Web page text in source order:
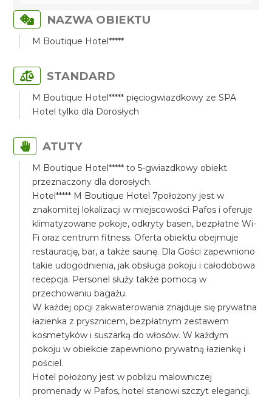
NAZWA OBIEKTU
M Boutique Hotel*****
STANDARD
M Boutique Hotel***** pięciogwiazdkowy ze SPA
Hotel tylko dla Dorosłych
ATUTY
M Boutique Hotel***** to 5-gwiazdkowy obiekt
przeznaczony dla dorosłych.
Hotel***** M Boutique Hotel 7położony jest w
znakomitej lokalizacji w miejscowości Pafos i oferuje
klimatyzowane pokoje, odkryty basen, bezpłatne Wi-
Fi oraz centrum fitness. Oferta obiektu obejmuje
restaurację, bar, a także saunę. Dla Gości zapewniono
takie udogodnienia, jak obsługa pokoju i całodobowa
recepcja. Personel służy także pomocą w
przechowaniu bagażu.
W każdej opcji zakwaterowania znajduje się prywatna
łazienka z prysznicem, bezpłatnym zestawem
kosmetyków i suszarką do włosów. W każdym
pokoju w obiekcie zapewniono prywatną łazienkę i
pościel.
Hotel położony jest w pobliżu malowniczej
promenady w Pafos, hotel stanowi szczyt elegancji.